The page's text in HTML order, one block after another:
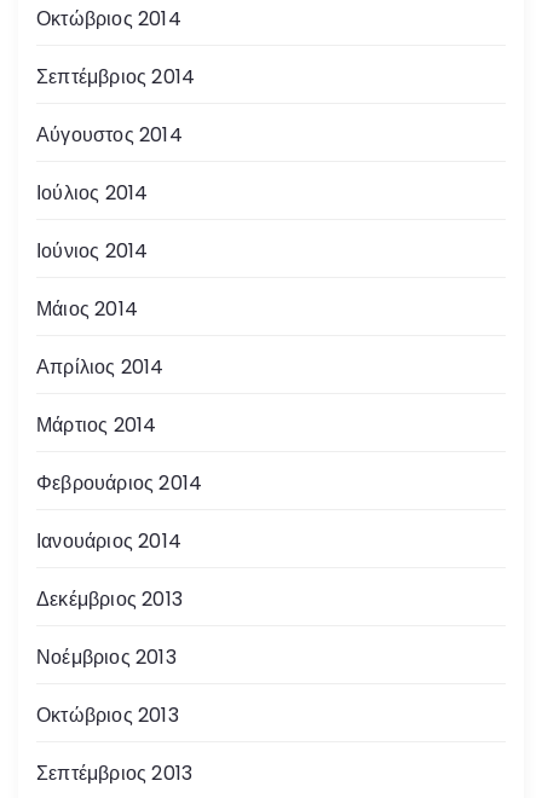
Οκτώβριος 2014
Σεπτέμβριος 2014
Αύγουστος 2014
Ιούλιος 2014
Ιούνιος 2014
Μάιος 2014
Απρίλιος 2014
Μάρτιος 2014
Φεβρουάριος 2014
Ιανουάριος 2014
Δεκέμβριος 2013
Νοέμβριος 2013
Οκτώβριος 2013
Σεπτέμβριος 2013